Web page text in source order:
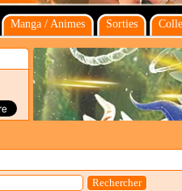
Manga / Animes Sorties